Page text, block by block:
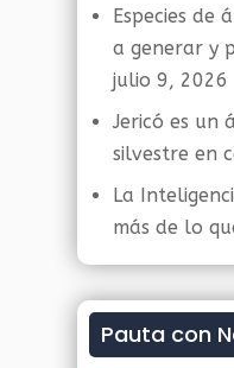
Especies de
a generar y
julio 9, 2026
Jericó es un
silvestre en
La
más de lo
Pauta con